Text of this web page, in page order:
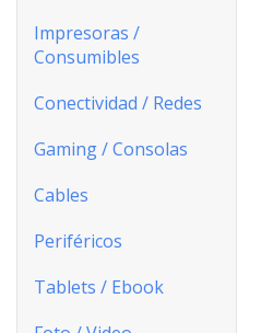
Impresoras /
Consumibles
Conectividad / Redes
Gaming / Consolas
Cables
Periféricos
Tablets / Ebook